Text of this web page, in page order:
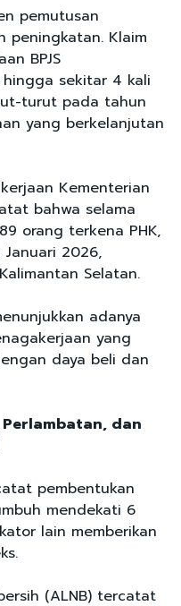
pemutusan
peningkatan. Klaim
BPJS
sekitar 4 kali
turut pada tahun
yang berkelanjutan
Kementerian
bahwa selama
orang terkena PHK,
2026,
Selatan.
adanya
yang
daya beli dan
dan
pembentukan
mendekati 6
lain memberikan
(ALNB) tercatat